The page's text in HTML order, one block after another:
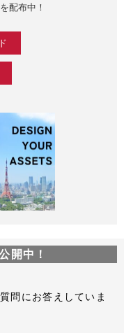
配布中！
開中！
問にお答えしていま